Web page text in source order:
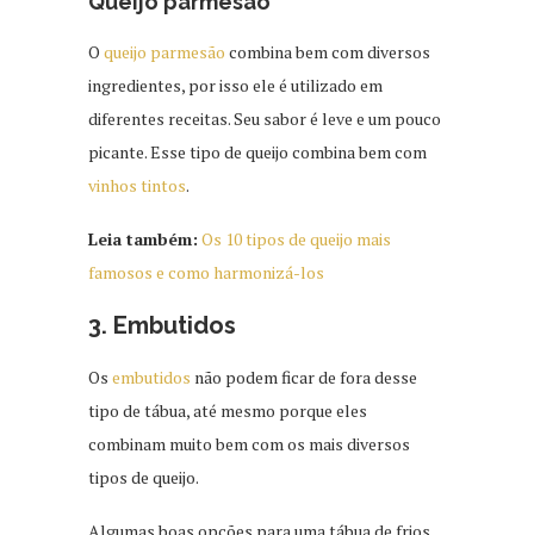
O queijo parmesão combina bem com diversos
ingredientes, por isso ele é utilizado em
diferentes receitas. Seu sabor é leve e um pouco
picante. Esse tipo de queijo combina bem com
vinhos tintos.
Leia também: Os 10 tipos de queijo mais
famosos e como harmonizá-los
3. Embutidos
Os embutidos não podem ficar de fora desse
tipo de tábua, até mesmo porque eles
combinam muito bem com os mais diversos
tipos de queijo.